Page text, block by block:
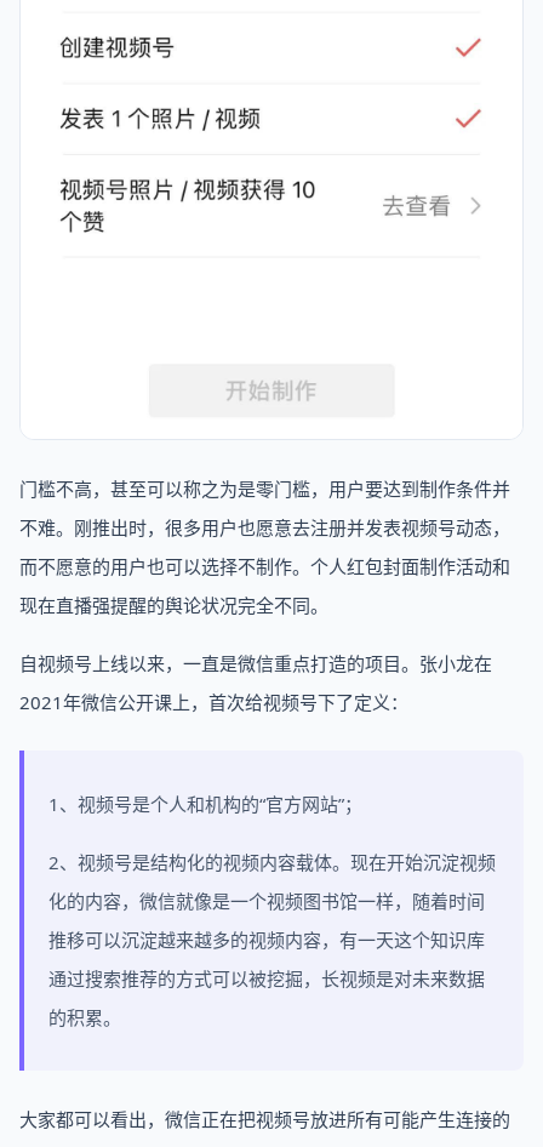
门槛不高，甚至可以称之为是零门槛，用户要达到制作条件并
不难。刚推出时，很多用户也愿意去注册并发表视频号动态，
而不愿意的用户也可以选择不制作。个人红包封面制作活动和
现在直播强提醒的舆论状况完全不同。
自视频号上线以来，一直是微信重点打造的项目。张小龙在
2021年微信公开课上，首次给视频号下了定义：
1、视频号是个人和机构的“官方网站”；
2、视频号是结构化的视频内容载体。现在开始沉淀视频
化的内容，微信就像是一个视频图书馆一样，随着时间
推移可以沉淀越来越多的视频内容，有一天这个知识库
通过搜索推荐的方式可以被挖掘，长视频是对未来数据
的积累。
大家都可以看出，微信正在把视频号放进所有可能产生连接的